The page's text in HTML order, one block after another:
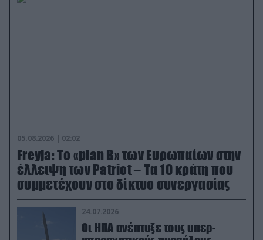
05.08.2026 | 02:02
Freyja: Το «plan Β» των Ευρωπαίων στην
έλλειψη των Patriot – Τα 10 κράτη που
συμμετέχουν στο δίκτυο συνεργασίας
24.07.2026
Οι ΗΠΑ ανέπτυξε τους υπερ-